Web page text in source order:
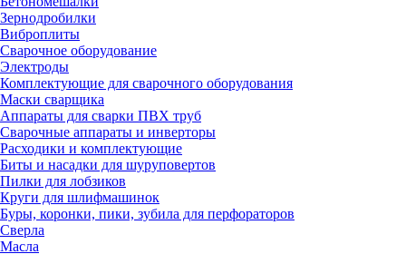
Зернодробилки
Виброплиты
Сварочное оборудование
Электроды
Комплектующие для сварочного оборудования
Маски сварщика
Аппараты для сварки ПВХ труб
Сварочные аппараты и инверторы
Расходики и комплектующие
Биты и насадки для шуруповертов
Пилки для лобзиков
Круги для шлифмашинок
Буры, коронки, пики, зубила для перфораторов
Сверла
Масла